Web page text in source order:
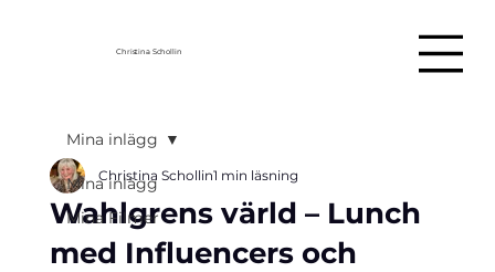
Christina Schollin
Mina inlägg
Mina Filmer
Mina inlägg
Wahlgrens värld – Lunch
med Influencers och
Christina Schollin1 min läsning